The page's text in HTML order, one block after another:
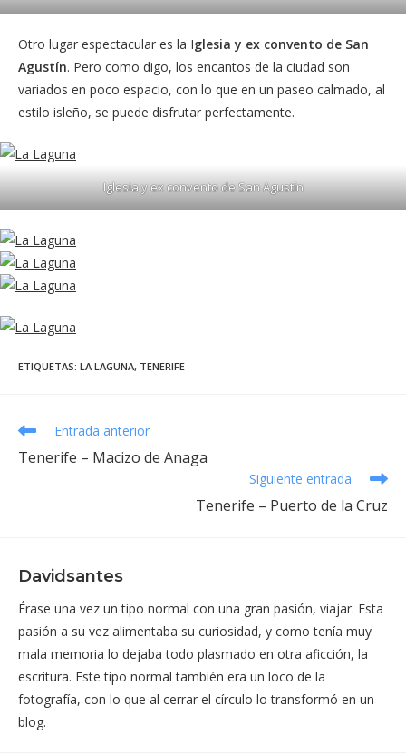
Otro lugar espectacular es la Iglesia y ex convento de San
Agustín. Pero como digo, los encantos de la ciudad son
variados en poco espacio, con lo que en un paseo calmado, al
estilo isleño, se puede disfrutar perfectamente.
Iglesia y ex convento de San Agustín
ETIQUETAS: LA LAGUNA, TENERIFE
Leer
artículos
Entrada anterior
Tenerife – Macizo de Anaga
Siguiente entrada
Tenerife – Puerto de la Cruz
Davidsantes
Érase una vez un tipo normal con una gran pasión, viajar. Esta
pasión a su vez alimentaba su curiosidad, y como tenía muy
mala memoria lo dejaba todo plasmado en otra aficción, la
escritura. Este tipo normal también era un loco de la
fotografía, con lo que al cerrar el círculo lo transformó en un
blog.